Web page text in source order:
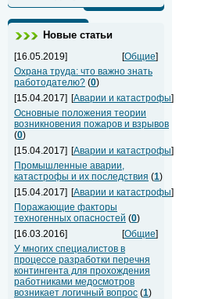
Новые статьи
[16.05.2019] [Общие]
Охрана труда: что важно знать
работодателю? (0)
[15.04.2017] [Аварии и катастрофы]
Основные положения теории
возникновения пожаров и взрывов
(0)
[15.04.2017] [Аварии и катастрофы]
Промышленные аварии,
катастрофы и их последствия (1)
[15.04.2017] [Аварии и катастрофы]
Поражающие факторы
техногенных опасностей (0)
[16.03.2016]
[Общие]
У многих специалистов в
процессе разработки перечня
контингента для прохождения
работниками медосмотров
возникает логичный вопрос (1)